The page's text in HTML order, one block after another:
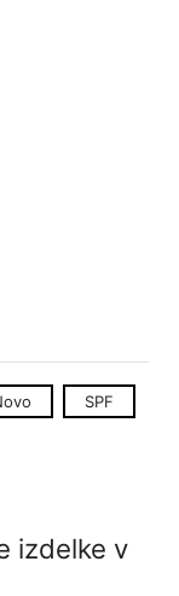
SPF
izdelke v